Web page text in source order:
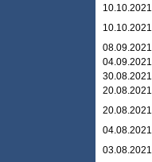
10.10.2021
10.10.2021
08.09.2021
04.09.2021
30.08.2021
20.08.2021
20.08.2021
04.08.2021
03.08.2021